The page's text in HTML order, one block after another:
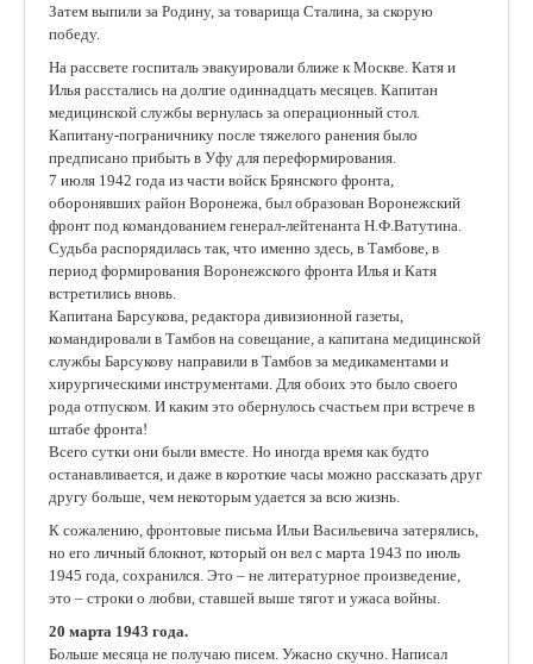
Затем выпили за Родину, за товарища Сталина, за скорую
победу.
На рассвете госпиталь эвакуировали ближе к Москве. Катя и
Илья расстались на долгие одиннадцать месяцев. Капитан
медицинской службы вернулась за операционный стол.
Капитану-пограничнику после тяжелого ранения было
предписано прибыть в Уфу для переформирования.
7 июля 1942 года из части войск Брянского фронта,
оборонявших район Воронежа, был образован Воронежский
фронт под командованием генерал-лейтенанта Н.Ф.Ватутина.
Судьба распорядилась так, что именно здесь, в Тамбове, в
период формирования Воронежского фронта Илья и Катя
встретились вновь.
Капитана Барсукова, редактора дивизионной газеты,
командировали в Тамбов на совещание, а капитана медицинской
службы Барсукову направили в Тамбов за медикаментами и
хирургическими инструментами. Для обоих это было своего
рода отпуском. И каким это обернулось счастьем при встрече в
штабе фронта!
Всего сутки они были вместе. Но иногда время как будто
останавливается, и даже в короткие часы можно рассказать друг
другу больше, чем некоторым удается за всю жизнь.
К сожалению, фронтовые письма Ильи Васильевича затерялись,
но его личный блокнот, который он вел с марта 1943 по июль
1945 года, сохранился. Это – не литературное произведение,
это – строки о любви, ставшей выше тягот и ужаса войны.
20 марта 1943 года.
Больше месяца не получаю писем. Ужасно скучно. Написал